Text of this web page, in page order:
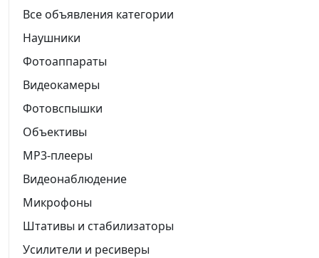
Все объявления категории
Наушники
Фотоаппараты
Видеокамеры
Фотовспышки
Объективы
MP3-плееры
Видеонаблюдение
Микрофоны
Штативы и стабилизаторы
Усилители и ресиверы